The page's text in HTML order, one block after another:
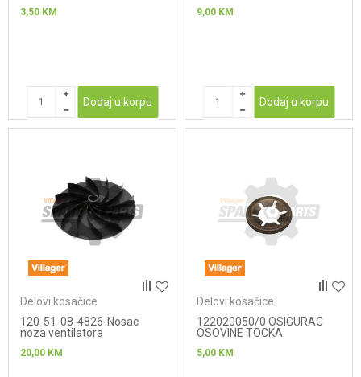
3,50 KM
Dodaj u korpu
9,00 KM
Dodaj u korpu
Delovi kosačice
120-51-08-4826-Nosac
noza ventilatora
20,00 KM
Delovi kosačice
122020050/0 OSIGURAC
OSOVINE TOCKA
5,00 KM